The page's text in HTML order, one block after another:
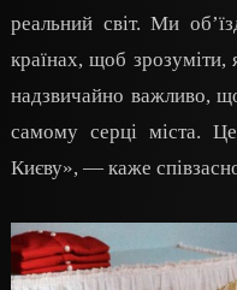
реальний світ. Ми
країнах, щоб зрозуміти,
надзвичайно важливо,
самому серці міста.
Києву», — каже